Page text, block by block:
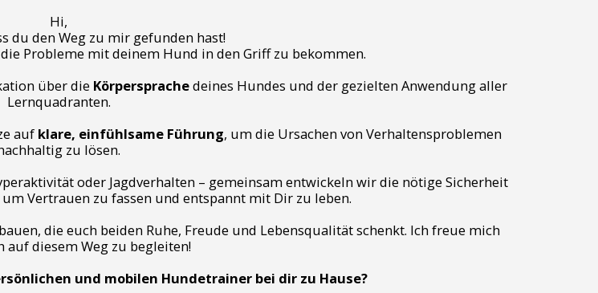
Hi,
du den Weg zu mir gefunden hast!
Probleme mit deinem Hund in den Griff zu bekommen.
über die Körpersprachedeines Hundes und der gezielten Anwendung aller
Lernquadranten.
auf klare, einfühlsame Führung, um die Ursachen von Verhaltensproblemen
zu lösen.
oder Jagdverhalten – gemeinsam entwickeln wir die nötige Sicherheit
Vertrauen zu fassen und entspannt mit Dir zu leben.
die euch beiden Ruhe, Freude und Lebensqualität schenkt. Ich freue mich
auf diesem Weg zu begleiten!
und mobilen Hundetrainer bei dir zu Hause?